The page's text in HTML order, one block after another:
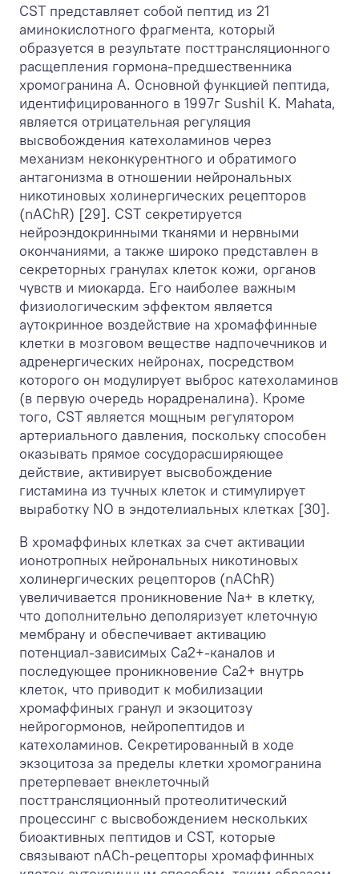
CST представляет собой пептид из 21
аминокислотного фрагмента, который
образуется в результате посттрансляционного
расщепления гормона-предшественника
хромогранина А. Основной функцией пептида,
идентифицированного в 1997г Sushil K. Mahata,
является отрицательная регуляция
высвобождения катехоламинов через
механизм неконкурентного и обратимого
антагонизма в отношении нейрональных
никотиновых холинергических рецепторов
(nAChR) [29]. CST секретируется
нейроэндокринными тканями и нервными
окончаниями, а также широко представлен в
секреторных гранулах клеток кожи, органов
чувств и миокарда. Его наиболее важным
физиологическим эффектом является
аутокринное воздействие на хромаффинные
клетки в мозговом веществе надпочечников и
адренергических нейронах, посредством
которого он модулирует выброс катехоламинов
(в первую очередь норадреналина). Кроме
того, CST является мощным регулятором
артериального давления, поскольку способен
оказывать прямое сосудорасширяющее
действие, активирует высвобождение
гистамина из тучных клеток и стимулирует
выработку NO в эндотелиальных клетках [30].
В хромаффиных клетках за счет активации
ионотропных нейрональных никотиновых
холинергических рецепторов (nAChR)
увеличивается проникновение Na+ в клетку,
что дополнительно деполяризует клеточную
мембрану и обеспечивает активацию
потенциал-зависимых Са2+-каналов и
последующее проникновение Са2+ внутрь
клеток, что приводит к мобилизации
хромаффиных гранул и экзоцитозу
нейрогормонов, нейропептидов и
катехоламинов. Секретированный в ходе
экзоцитоза за пределы клетки хромогранина
претерпевает внеклеточный
посттрансляционный протеолитический
процессинг с высвобождением нескольких
биоактивных пептидов и CST, которые
связывают nACh-рецепторы хромаффинных